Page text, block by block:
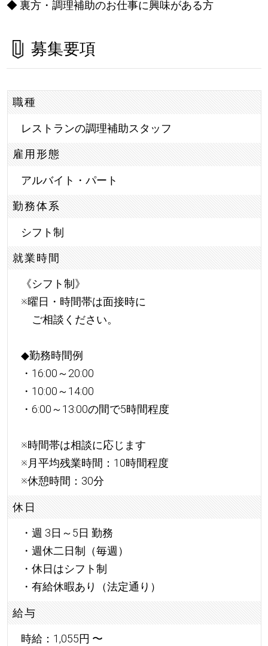
◆ 裏方・調理補助のお仕事に興味がある方
募集要項
職種
レストランの調理補助スタッフ
雇用形態
アルバイト・パート
勤務体系
シフト制
就業時間
《シフト制》
※曜日・時間帯は面接時に
ご相談ください。
◆勤務時間例
・16:00～20:00
・10:00～14:00
・6:00～13:00の間で5時間程度
※時間帯は相談に応じます
※月平均残業時間：10時間程度
※休憩時間：30分
休日
・週 3日～5日 勤務
・週休二日制（毎週）
・休日はシフト制
・有給休暇あり（法定通り）
給与
時給：1,055円 〜